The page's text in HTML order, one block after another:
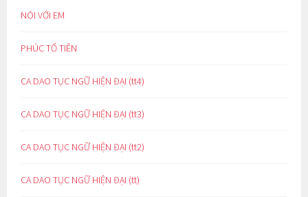
NÓI VỚI EM
PHÚC TỔ TIÊN
CA DAO TỤC NGỮ HIỆN ĐẠI (tt4)
CA DAO TỤC NGỮ HIỆN ĐẠI (tt3)
CA DAO TỤC NGỮ HIỆN ĐẠI (tt2)
CA DAO TỤC NGỮ HIỆN ĐẠI (tt)